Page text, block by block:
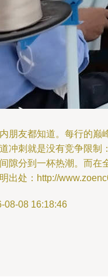
朋友都知道。每行的巅
冲刺就是没有竞争限制
隙分到一杯热潮。而在
出处：http://
08-08 16:18:46